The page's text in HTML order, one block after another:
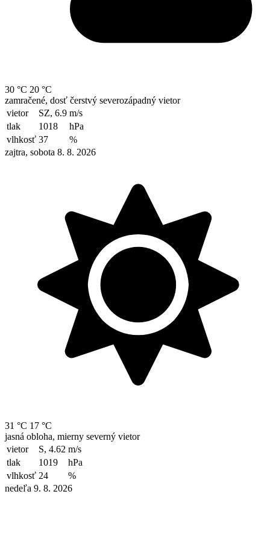
30 °C 20 °C
zamračené, dosť čerstvý severozápadný vietor
vietor
SZ, 6.9 m/s
tlak
1018
hPa
vlhkosť 37
%
zajtra, sobota 8. 8. 2026
31 °C 17 °C
jasná obloha, mierny severný vietor
vietor
S, 4.62 m/s
tlak
1019
hPa
vlhkosť 24
%
nedeľa 9. 8. 2026